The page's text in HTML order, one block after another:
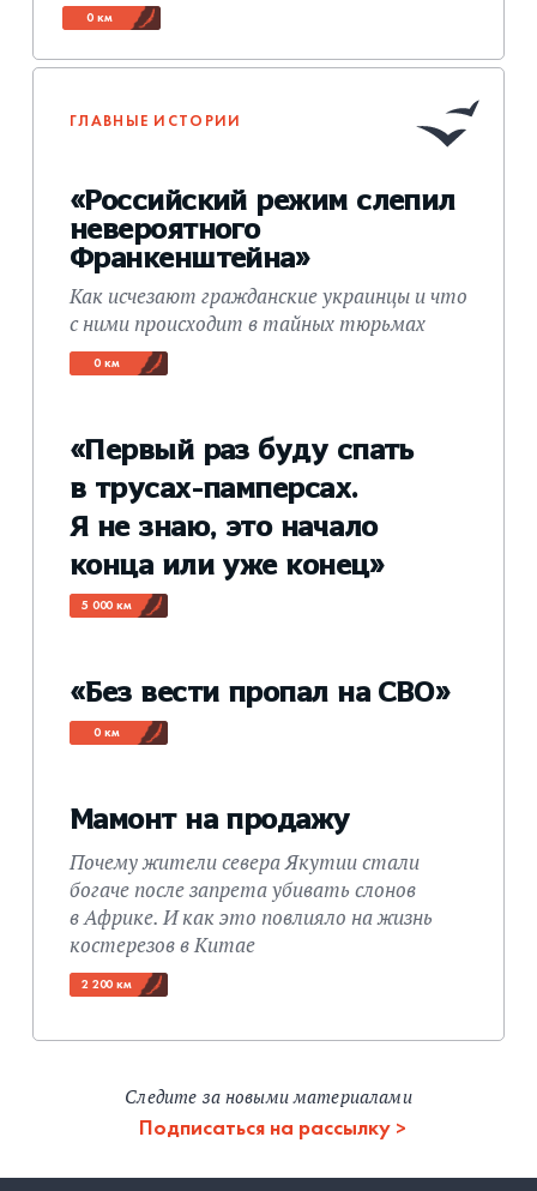
0 км
ГЛАВНЫЕ ИСТОРИИ
«Российский режим слепил
невероятного
Франкенштейна»
Как исчезают гражданские украинцы и что
с ними происходит в тайных тюрьмах
0 км
«Первый раз буду спать
в трусах-памперсах.
Я не знаю, это начало
конца или уже конец»
5 000 км
«Без вести пропал на СВО»
0 км
Мамонт на продажу
Почему жители севера Якутии стали
богаче после запрета убивать слонов
в Африке. И как это повлияло на жизнь
костерезов в Китае
2 200 км
Следите за новыми материалами
Подписаться на рассылку